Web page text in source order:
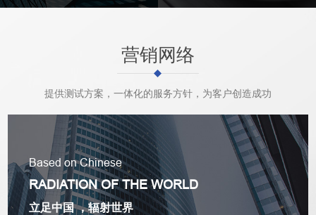
营销网络
提供测试方案，一体化的服务方针，为客户创造成功
Based on Chinese
RADIATION OFTHE WORLD
立足中国 ，辐射世界